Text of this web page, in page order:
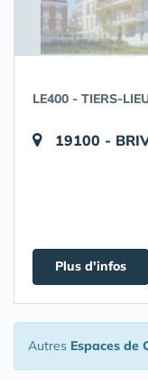
LE400 - TIERS-
19100 -
Plus d'infos
Autres Espaces de